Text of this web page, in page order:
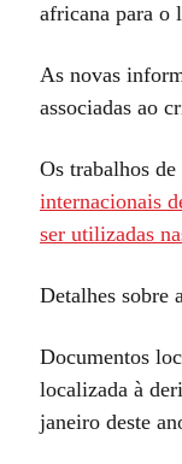
africana para o
As novas
associadas ao
Os trabalhos
internacionais
ser utilizadas
Detalhes sobre
Documentos
localizada à
janeiro deste